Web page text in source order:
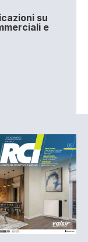
su
e